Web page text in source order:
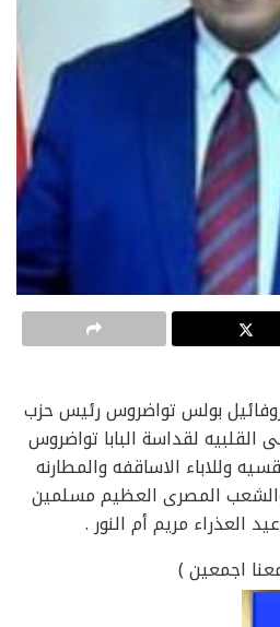
بولس تواضروس رئيس حزب
لقداسة البابا تواضروس
وللاباء الاساقفه والمطارنه
المصرى العظيم مسلمين
العذراء مريم أم النور .
اجمعين )